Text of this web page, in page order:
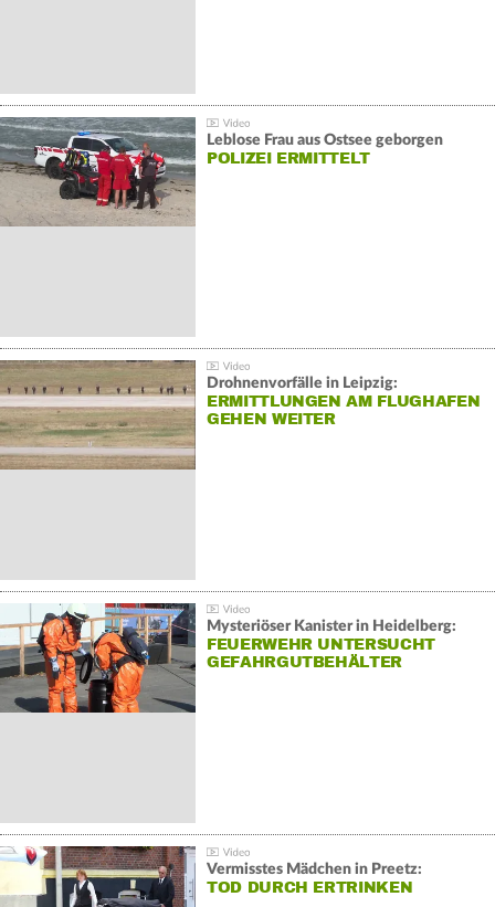
Leblose Frau aus Ostsee geborgen
POLIZEI ERMITTELT
Drohnenvorfälle in Leipzig:
ERMITTLUNGEN AM FLUGHAFEN
GEHEN WEITER
Mysteriöser Kanister in Heidelberg:
FEUERWEHR UNTERSUCHT
GEFAHRGUTBEHÄLTER
Vermisstes Mädchen in Preetz:
TOD DURCH ERTRINKEN